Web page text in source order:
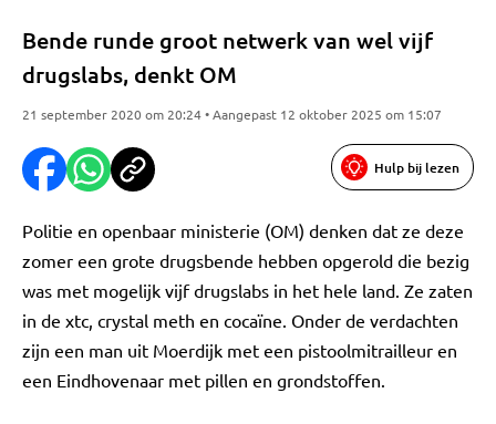
Bende runde groot netwerk van wel vijf
drugslabs, denkt OM
21 september 2020 om 20:24 • Aangepast 12 oktober 2025 om 15:07
Hulp bij lezen
Politie en openbaar ministerie (OM) denken dat ze deze
zomer een grote drugsbende hebben opgerold die bezig
was met mogelijk vijf drugslabs in het hele land. Ze zaten
in de xtc, crystal meth en cocaïne. Onder de verdachten
zijn een man uit Moerdijk met een pistoolmitrailleur en
een Eindhovenaar met pillen en grondstoffen.